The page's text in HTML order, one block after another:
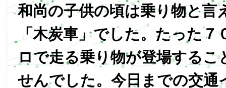
和尚の子供の頃は乗り物と言
「木炭車」でした。たった７
ロで走る乗り物が登場するこ
せんでした。今日までの交通